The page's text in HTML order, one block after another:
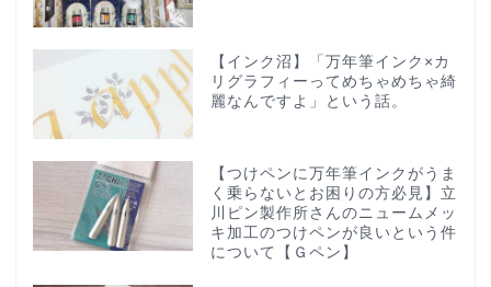
【インク沼】「万年筆インク×カ
リグラフィーってめちゃめちゃ綺
麗なんですよ」という話。
【つけペンに万年筆インクがうま
く乗らないとお困りの方必見】立
川ピン製作所さんのニュームメッ
キ加工のつけペンが良いという件
について【Ｇペン】